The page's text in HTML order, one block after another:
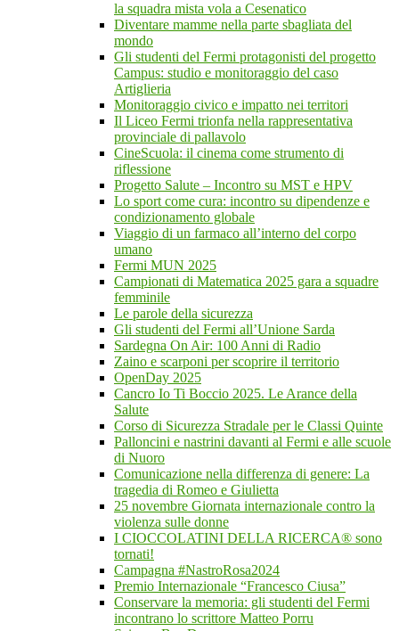
la squadra mista vola a Cesenatico
Diventare mamme nella parte sbagliata del
mondo
Gli studenti del Fermi protagonisti del progetto
Campus: studio e monitoraggio del caso
Artiglieria
Monitoraggio civico e impatto nei territori
Il Liceo Fermi trionfa nella rappresentativa
provinciale di pallavolo
CineScuola: il cinema come strumento di
riflessione
Progetto Salute – Incontro su MST e HPV
Lo sport come cura: incontro su dipendenze e
condizionamento globale
Viaggio di un farmaco all’interno del corpo
umano
Fermi MUN 2025
Campionati di Matematica 2025 gara a squadre
femminile
Le parole della sicurezza
Gli studenti del Fermi all’Unione Sarda
Sardegna On Air: 100 Anni di Radio
Zaino e scarponi per scoprire il territorio
OpenDay 2025
Cancro Io Ti Boccio 2025. Le Arance della
Salute
Corso di Sicurezza Stradale per le Classi Quinte
Palloncini e nastrini davanti al Fermi e alle scuole
di Nuoro
Comunicazione nella differenza di genere: La
tragedia di Romeo e Giulietta
25 novembre Giornata internazionale contro la
violenza sulle donne
I CIOCCOLATINI DELLA RICERCA® sono
tornati!
Campagna #NastroRosa2024
Premio Internazionale “Francesco Ciusa”
Conservare la memoria: gli studenti del Fermi
incontrano lo scrittore Matteo Porru